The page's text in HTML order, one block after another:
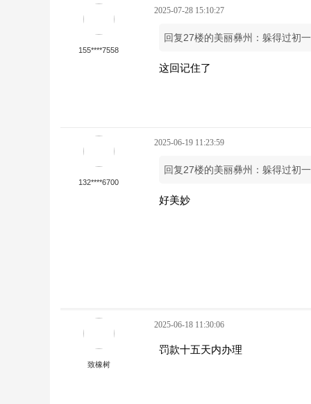
155****7558
2025-07-28 15:10:27
回复27楼的美丽彝州：躲得过初
这回记住了
132****6700
2025-06-19 11:23:59
回复27楼的美丽彝州：躲得过初
好美妙
致橡树
2025-06-18 11:30:06
罚款十五天内办理